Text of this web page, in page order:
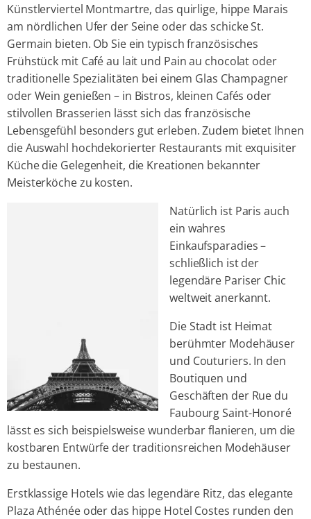
Künstlerviertel Montmartre, das quirlige, hippe Marais
am nördlichen Ufer der Seine oder das schicke St.
Germain bieten. Ob Sie ein typisch französisches
Frühstück mit Café au lait und Pain au chocolat oder
traditionelle Spezialitäten bei einem Glas Champagner
oder Wein genießen – in Bistros, kleinen Cafés oder
stilvollen Brasserien lässt sich das französische
Lebensgefühl besonders gut erleben. Zudem bietet Ihnen
die Auswahl hochdekorierter Restaurants mit exquisiter
Küche die Gelegenheit, die Kreationen bekannter
Meisterköche zu kosten.
Natürlich ist Paris auch
ein wahres
Einkaufsparadies –
schließlich ist der
legendäre Pariser Chic
weltweit anerkannt.
Die Stadt ist Heimat
berühmter Modehäuser
und Couturiers. In den
Boutiquen und
Geschäften der Rue du
Faubourg Saint-Honoré
lässt es sich beispielsweise wunderbar flanieren, um die
kostbaren Entwürfe der traditionsreichen Modehäuser
zu bestaunen.
Erstklassige Hotels wie das legendäre Ritz, das elegante
Plaza Athénée oder das hippe Hotel Costes runden den